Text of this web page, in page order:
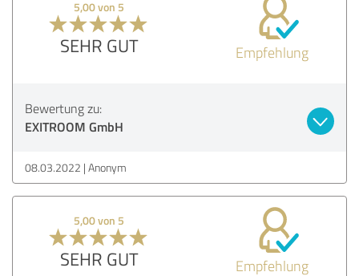
5,00 von 5
SEHR GUT Empfehlung
Bewertung zu:
EXITROOM GmbH
08.03.2022 Anonym
5,00 von 5
SEHR GUT Empfehlung